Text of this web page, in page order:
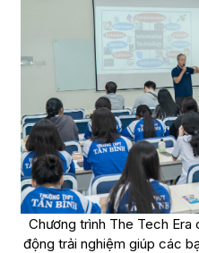
Chương trình The Tech
động trải nghiệm giúp các